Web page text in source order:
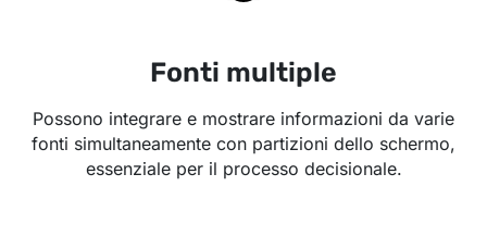
Fonti multiple
Possono integrare e mostrare informazioni da varie
fonti simultaneamente con partizioni dello schermo,
essenziale per il processo decisionale.